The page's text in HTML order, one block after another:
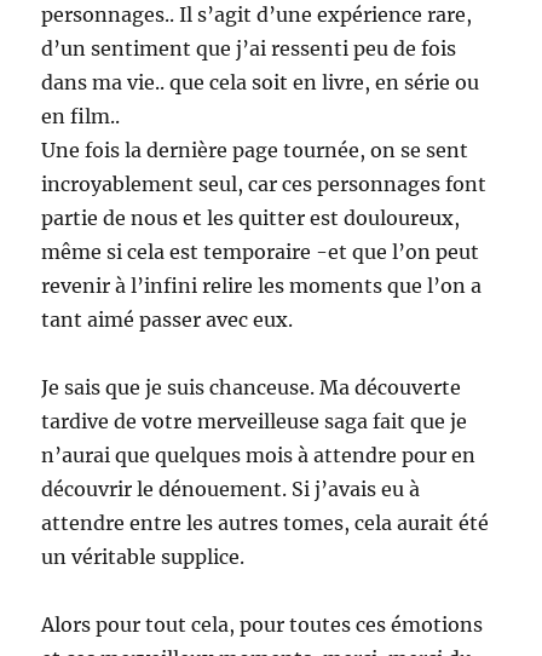
personnages.. Il s’agit d’une expérience rare,
d’un sentiment que j’ai ressenti peu de fois
dans ma vie.. que cela soit en livre, en série ou
en film..
Une fois la dernière page tournée, on se sent
incroyablement seul, car ces personnages font
partie de nous et les quitter est douloureux,
même si cela est temporaire -et que l’on peut
revenir à l’infini relire les moments que l’on a
tant aimé passer avec eux.
Je sais que je suis chanceuse. Ma découverte
tardive de votre merveilleuse saga fait que je
n’aurai que quelques mois à attendre pour en
découvrir le dénouement. Si j’avais eu à
attendre entre les autres tomes, cela aurait été
un véritable supplice.
Alors pour tout cela, pour toutes ces émotions